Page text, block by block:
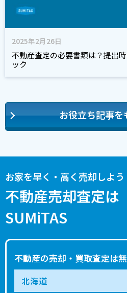
2025年2月26日
不動産査定の必要書類は？提出
ック
お役立ち記事を
お家を早く・高く売却しよう
不動産売却査定は
SUMiTAS
不動産の売却・買取査定は